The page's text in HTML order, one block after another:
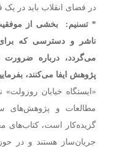
در فضای انقلاب باید در یک
* تسنیم: بخشی از موفقیت
ناشر و دسترسی که برای
می‌گردد،‌ درباره
پژوهش ایفا می‌کنند،‌
«ایستگاه خیابان
مطالعات و پژوهش‌های
گزیده‌کار است،‌ کتاب‌های
جریان‌ساز هستند و در